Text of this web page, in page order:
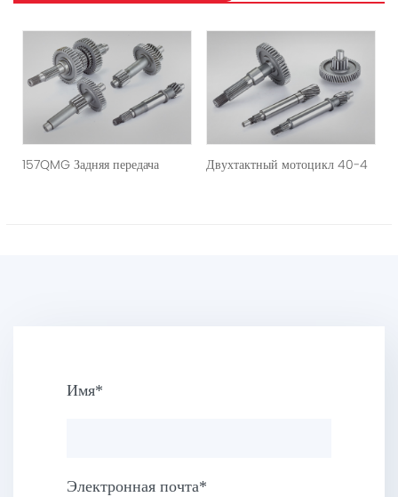
157QMG Задняя передача Двухтактный мотоцикл 40-4
Имя*
Электронная почта*